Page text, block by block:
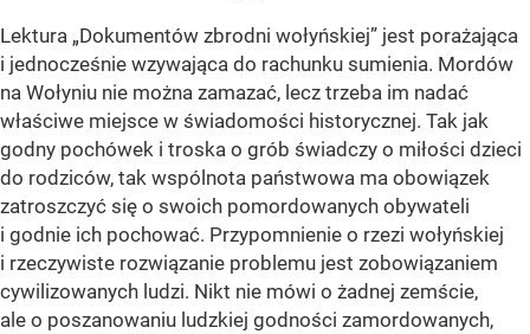
Lektura „Dokumentów zbrodni wołyńskiej” jest porażająca
i jednocześnie wzywająca do rachunku sumienia. Mordów
na Wołyniu nie można zamazać, lecz trzeba im nadać
właściwe miejsce w świadomości historycznej. Tak jak
godny pochówek i troska o grób świadczy o miłości dzieci
do rodziców, tak wspólnota państwowa ma obowiązek
zatroszczyć się o swoich pomordowanych obywateli
i godnie ich pochować. Przypomnienie o rzezi wołyńskiej
i rzeczywiste rozwiązanie problemu jest zobowiązaniem
cywilizowanych ludzi. Nikt nie mówi o żadnej zemście,
ale o poszanowaniu ludzkiej godności zamordowanych,